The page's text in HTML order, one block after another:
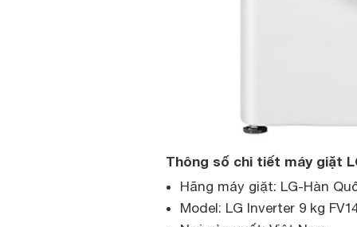
Thông số chi tiết máy giặt
Hãng máy giặt: LG-Hàn
Model: LG Inverter 9 kg